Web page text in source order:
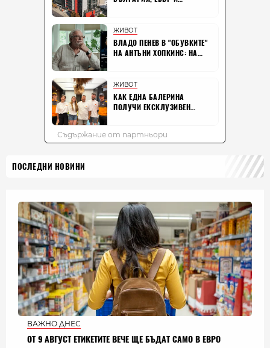
ПОСЛЕДНИ НОВИНИ
ВАЖНО ДНЕС
ОТ 9 АВГУСТ ЕТИКЕТИТЕ ВЕЧЕ ЩЕ БЪДАТ САМО В ЕВРО